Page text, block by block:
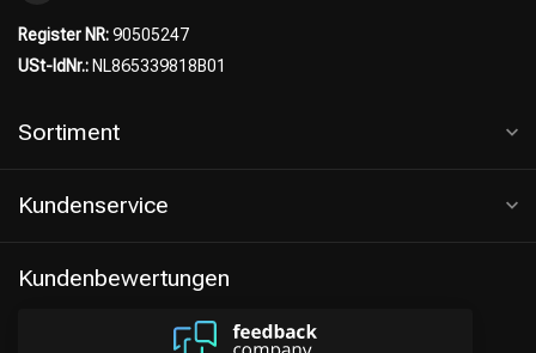
Register NR:90505247
USt-IdNr.: NL865339818B01
Sortiment
Kundenservice
Kundenbewertungen